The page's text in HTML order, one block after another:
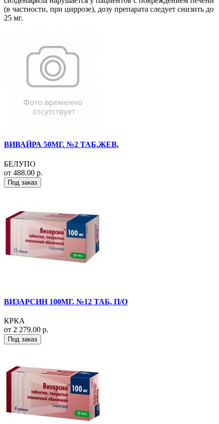
(в частности, при циррозе), дозу препарата следует снизить до
25 мг.
ВИВАЙРА 50МГ. №2 ТАБ.ЖЕВ.
БЕЛУПО
от 488.00 р.
Под заказ
ВИЗАРСИН 100МГ. №12 ТАБ. П/О
КРКА
от 2 279.00 р.
Под заказ